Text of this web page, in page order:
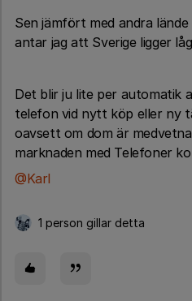
Sen jämfört med andra
antar jag att Sverige ligger
Det blir ju lite per automatik
telefon vid nytt köp eller ny
oavsett om dom är
marknaden med Telefoner
@Karl
1 person gillar detta